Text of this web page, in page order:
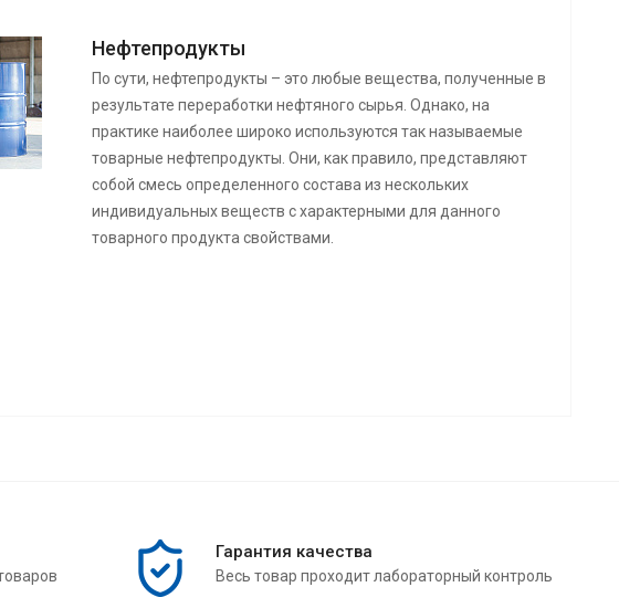
Нефтепродукты
По сути, нефтепродукты – это любые вещества, полученные в
результате переработки нефтяного сырья. Однако, на
практике наиболее широко используются так называемые
товарные нефтепродукты. Они, как правило, представляют
собой смесь определенного состава из нескольких
индивидуальных веществ с характерными для данного
товарного продукта свойствами.
Гарантия качества
Весь товар проходит лабораторный контроль